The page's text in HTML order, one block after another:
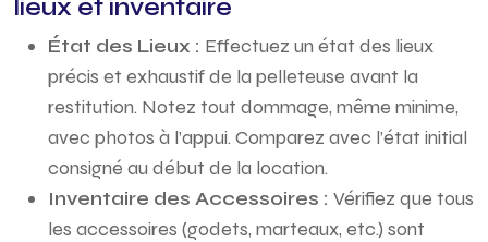
lieux et inventaire
État des Lieux : Effectuez un état des lieux
précis et exhaustif de la pelleteuse avant la
restitution. Notez tout dommage, même minime,
avec photos à l’appui. Comparez avec l’état initial
consigné au début de la location.
Inventaire des Accessoires : Vérifiez que tous
les accessoires (godets, marteaux, etc.) sont